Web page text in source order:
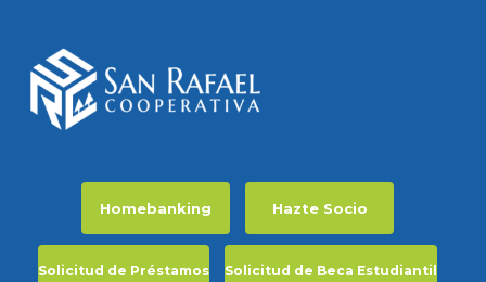
Homebanking Hazte Socio
Solicitud de Préstamos Solicitud de Beca Estudiantil